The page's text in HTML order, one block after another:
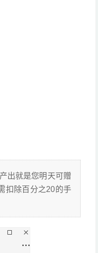
出就是您明天可赠
扣除百分之20的手